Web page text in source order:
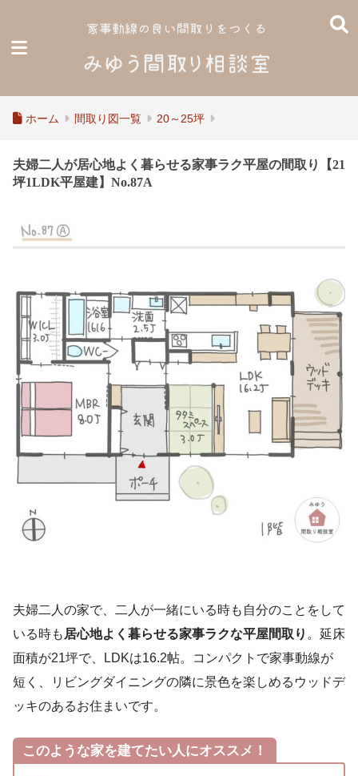
ホーム 間取り図一覧 20～25坪
夫婦二人が居心地よく暮らせる家事ラク平屋の間取り【21
坪1LDK平屋建】No.87A
夫婦二人の家で、二人が一緒にいる時も自分のことをして
いる時も 居心地よく暮らせる家事ラクな平屋間取り 。延床
面積が21坪で、LDKは16.2帖。コンパクトで家事動線が
短く、リビングダイニングの隣に景色を楽しめるウッドデ
ッキのあるお住まいです。
このような家を建てたい人にオススメ！